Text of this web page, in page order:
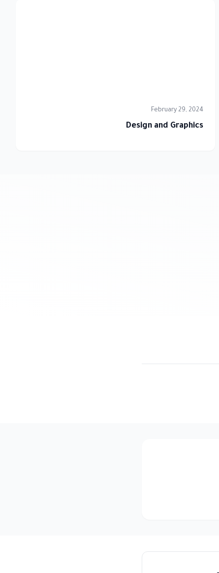
February 29, 2024
Design and Graphics